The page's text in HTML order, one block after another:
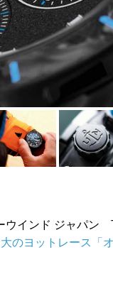
ウインド ジャパン
のヨットレース「